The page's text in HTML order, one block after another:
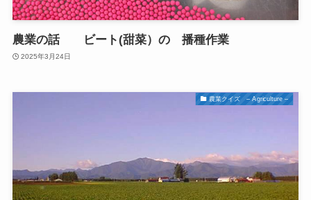
農業の話 ビート(甜菜）の 播種作業
2025年3月24日
農業クイズ – Agriculture –